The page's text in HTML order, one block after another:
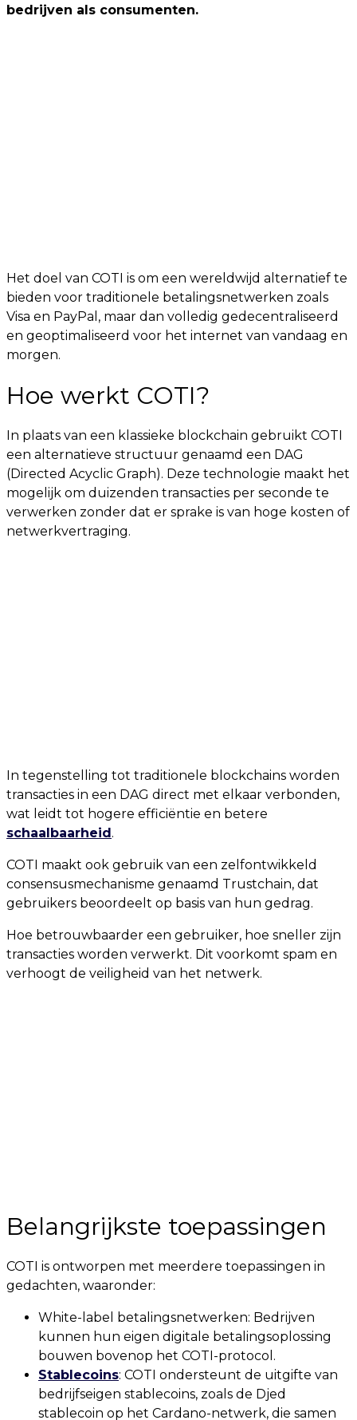
bedrijven als consumenten.
Het doel van COTI is om een wereldwijd alternatief te
bieden voor traditionele betalingsnetwerken zoals
Visa en PayPal, maar dan volledig gedecentraliseerd
en geoptimaliseerd voor het internet van vandaag en
morgen.
Hoe werkt COTI?
In plaats van een klassieke blockchain gebruikt COTI
een alternatieve structuur genaamd een DAG
(Directed Acyclic Graph). Deze technologie maakt het
mogelijk om duizenden transacties per seconde te
verwerken zonder dat er sprake is van hoge kosten of
netwerkvertraging.
In tegenstelling tot traditionele blockchains worden
transacties in een DAG direct met elkaar verbonden,
wat leidt tot hogere efficiëntie en betere
schaalbaarheid.
COTI maakt ook gebruik van een zelfontwikkeld
consensusmechanisme genaamd Trustchain, dat
gebruikers beoordeelt op basis van hun gedrag.
Hoe betrouwbaarder een gebruiker, hoe sneller zijn
transacties worden verwerkt. Dit voorkomt spam en
verhoogt de veiligheid van het netwerk.
Belangrijkste toepassingen
COTI is ontworpen met meerdere toepassingen in
gedachten, waaronder:
White-label betalingsnetwerken: Bedrijven
kunnen hun eigen digitale betalingsoplossing
bouwen bovenop het COTI-protocol.
Stablecoins: COTI ondersteunt de uitgifte van
bedrijfseigen stablecoins, zoals de Djed
stablecoin op het Cardano-netwerk, die samen